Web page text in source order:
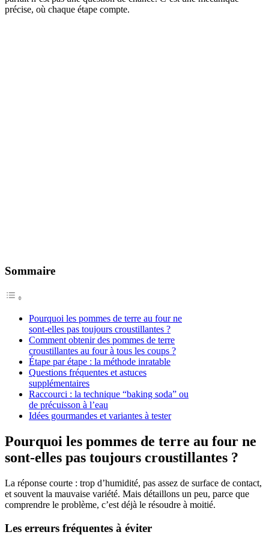
précise, où chaque étape compte.
Sommaire
Pourquoi les pommes de terre au four ne
sont-elles pas toujours croustillantes ?
Comment obtenir des pommes de terre
croustillantes au four à tous les coups ?
Étape par étape : la méthode inratable
Questions fréquentes et astuces
supplémentaires
Raccourci : la technique “baking soda” ou
de précuisson à l’eau
Idées gourmandes et variantes à tester
Pourquoi les pommes de terre au four ne
sont-elles pas toujours croustillantes ?
La réponse courte : trop d’humidité, pas assez de surface de contact,
et souvent la mauvaise variété. Mais détaillons un peu, parce que
comprendre le problème, c’est déjà le résoudre à moitié.
Les erreurs fréquentes à éviter